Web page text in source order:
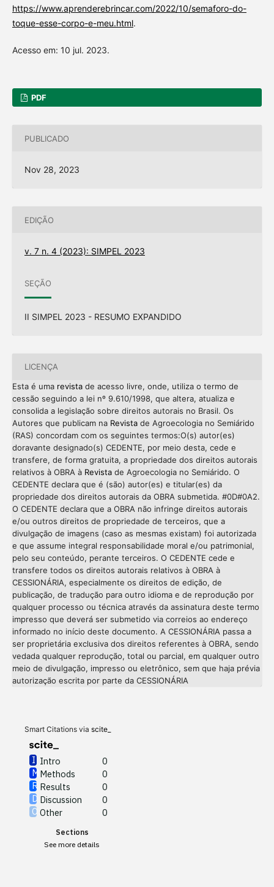
https://www.aprenderebrincar.com/2022/10/semaforo-do-
toque-esse-corpo-e-meu.html.
Acesso em: 10 jul. 2023.
PDF
PUBLICADO
Nov 28, 2023
EDIÇÃO
v. 7 n. 4 (2023): SIMPEL 2023
SEÇÃO
II SIMPEL 2023 - RESUMO EXPANDIDO
LICENÇA
Esta é uma revistade acesso livre, onde, utiliza o termo de
cessão seguindo a lei nº 9.610/1998, que altera, atualiza e
consolida a legislação sobre direitos autorais no Brasil. Os
Autores que publicam na Revistade Agroecologia no Semiárido
(RAS) concordam com os seguintes termos:O(s) autor(es)
doravante designado(s) CEDENTE, por meio desta, cede e
transfere, de forma gratuita, a propriedade dos direitos autorais
relativos à OBRA à Revistade Agroecologia no Semiárido. O
CEDENTE declara que é (são) autor(es) e titular(es) da
propriedade dos direitos autorais da OBRA submetida. #0D#0A2.
O CEDENTE declara que a OBRA não infringe direitos autorais
e/ou outros direitos de propriedade de terceiros, que a
divulgação de imagens (caso as mesmas existam) foi autorizada
e que assume integral responsabilidade moral e/ou patrimonial,
pelo seu conteúdo, perante terceiros. O CEDENTE cede e
transfere todos os direitos autorais relativos à OBRA à
CESSIONÁRIA, especialmente os direitos de edição, de
publicação, de tradução para outro idioma e de reprodução por
qualquer processo ou técnica através da assinatura deste termo
impresso que deverá ser submetido via correios ao endereço
informado no início deste documento. A CESSIONÁRIA passa a
ser proprietária exclusiva dos direitos referentes à OBRA, sendo
vedada qualquer reprodução, total ou parcial, em qualquer outro
meio de divulgação, impresso ou eletrônico, sem que haja prévia
autorização escrita por parte da CESSIONÁRIA
Smart Citations via scite_
Intro
0
Methods
0
Results
0
Discussion
0
Other
0
Sections
See more details
Intro